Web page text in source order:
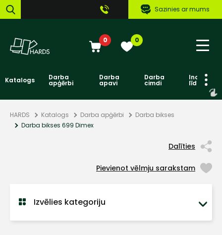
Sazinies ar mums
0 0
Katalogs Darba
apģērbi
Darba
apavi
Darba
cimdi līdzekļi
HARDS Katalogs Darba apģērbi
Darba bikses
Darba bikses 699 Dimex
Dalīties
Pievienot vēlmju sarakstam
Izvēlies kategoriju